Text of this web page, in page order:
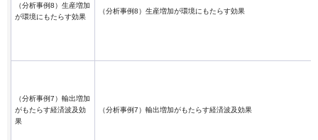
（分析事例8）生産増加
が環境にもたらす効果
（分析事例8）生産増加が環境にもたらす効果
（分析事例7）輸出増加
がもたらす経済波及効
果
（分析事例7）輸出増加がもたらす経済波及効果